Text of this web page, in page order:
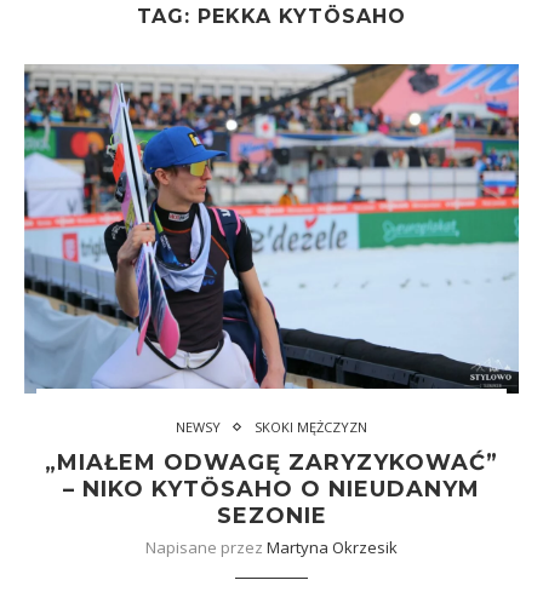
TAG: PEKKA KYTÖSAHO
NEWSY SKOKI MĘŻCZYZN
„MIAŁEM ODWAGĘ ZARYZYKOWAĆ”
– NIKO KYTÖSAHO O NIEUDANYM
SEZONIE
Napisane przez Martyna Okrzesik